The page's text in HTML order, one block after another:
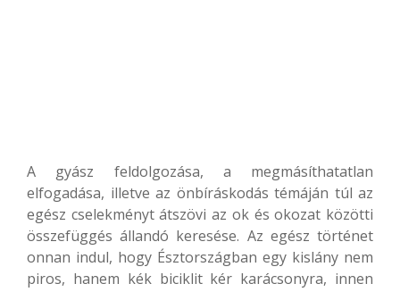
A gyász feldolgozása, a megmásíthatatlan
elfogadása, illetve az önbíráskodás témáján túl az
egész cselekményt átszövi az ok és okozat közötti
összefüggés állandó keresése. Az egész történet
onnan indul, hogy Észtországban egy kislány nem
piros, hanem kék biciklit kér karácsonyra, innen